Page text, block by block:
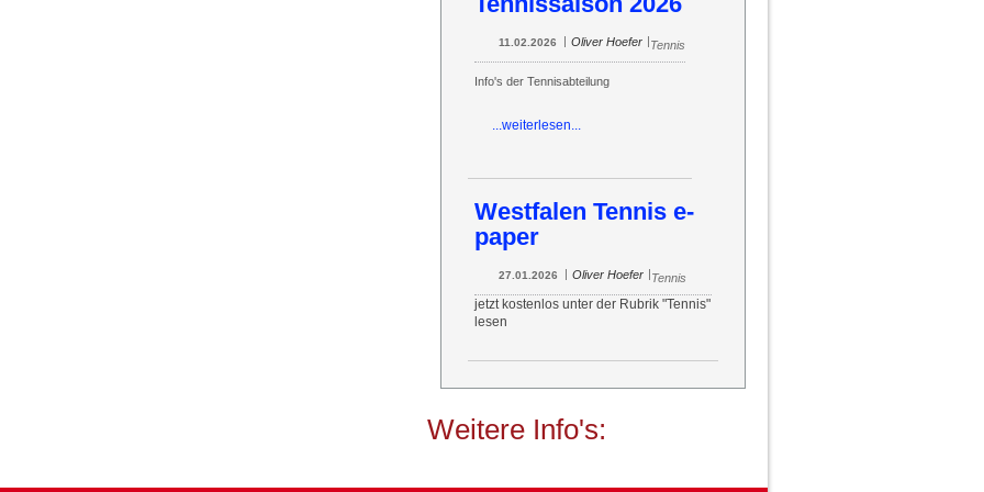
11.02.2026 | Oliver Hoefer |Tennis
Info's der Tennisabteilung
...weiterlesen...
Westfalen Tennis e-
paper
27.01.2026 | Oliver Hoefer |Tennis
jetzt kostenlos unter der Rubrik "Tennis"
lesen
Weitere Info's: